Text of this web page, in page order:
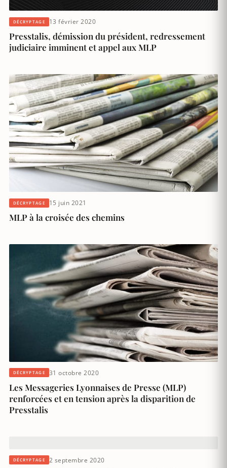
DÉCRYPTAGE 13 février 2020
Presstalis, démission du président, redressement
judiciaire imminent et appel aux MLP
DÉCRYPTAGE 15 juin 2021
MLP à la croisée des chemins
DÉCRYPTAGE 31 octobre 2020
Les Messageries Lyonnaises de Presse (MLP)
renforcées et en tension après la disparition de
Presstalis
DÉCRYPTAGE 2 septembre 2020